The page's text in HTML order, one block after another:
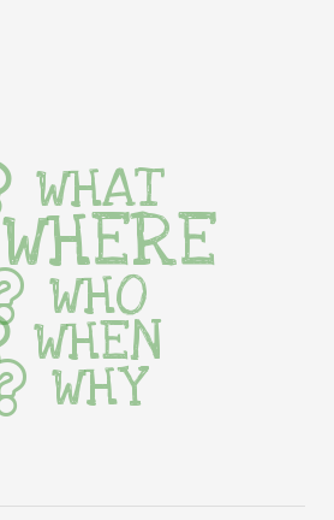
WHAT
WHERE
WHO
WHEN
WHY